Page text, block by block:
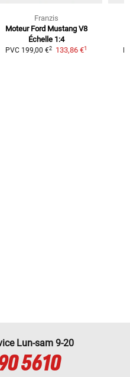
Franzis
Moteur Ford Mustang V8
Échelle 1:4
PVC 199,00 €2 133,86 €1
Lun-sam 9-20
5610